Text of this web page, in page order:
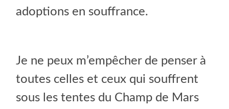
adoptions en souffrance.
Je ne peux m’empêcher de penser à
toutes celles et ceux qui souffrent
sous les tentes du Champ de Mars